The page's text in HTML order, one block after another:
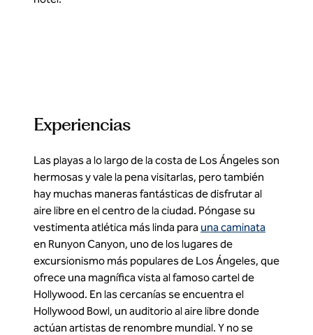
Experiencias
Las playas a lo largo de la costa de Los Ángeles son
hermosas y vale la pena visitarlas, pero también
hay muchas maneras fantásticas de disfrutar al
aire libre en el centro de la ciudad. Póngase su
vestimenta atlética más linda para una caminata
en Runyon Canyon, uno de los lugares de
excursionismo más populares de Los Ángeles, que
ofrece una magnífica vista al famoso cartel de
Hollywood. En las cercanías se encuentra el
Hollywood Bowl, un auditorio al aire libre donde
actúan artistas de renombre mundial. Y no se